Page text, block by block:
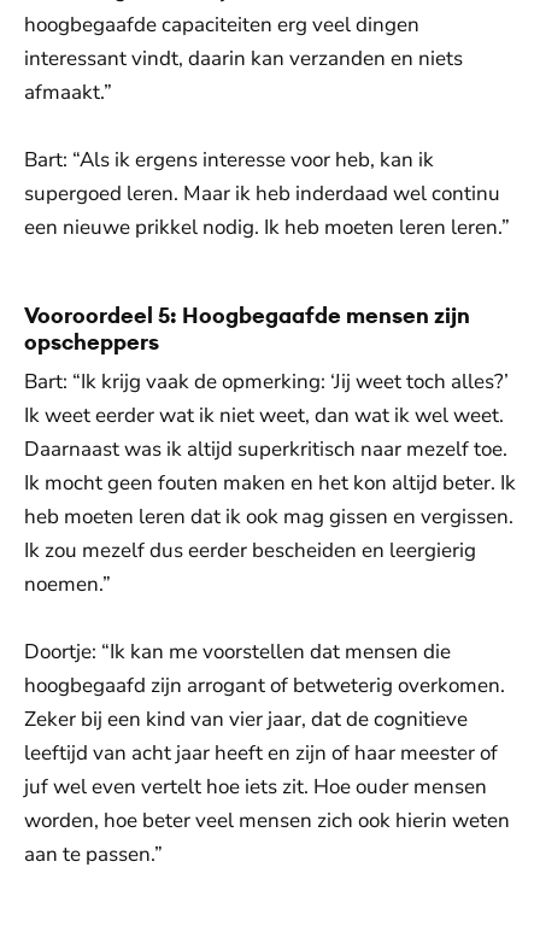
hoogbegaafde capaciteiten erg veel dingen
interessant vindt, daarin kan verzanden en niets
afmaakt.”
Bart: “Als ik ergens interesse voor heb, kan ik
supergoed leren. Maar ik heb inderdaad wel continu
een nieuwe prikkel nodig. Ik heb moeten leren leren.”
Vooroordeel 5: Hoogbegaafde mensen zijn
opscheppers
Bart: “Ik krijg vaak de opmerking: ‘Jij weet toch alles?’
Ik weet eerder wat ik niet weet, dan wat ik wel weet.
Daarnaast was ik altijd superkritisch naar mezelf toe.
Ik mocht geen fouten maken en het kon altijd beter. Ik
heb moeten leren dat ik ook mag gissen en vergissen.
Ik zou mezelf dus eerder bescheiden en leergierig
noemen.”
Doortje: “Ik kan me voorstellen dat mensen die
hoogbegaafd zijn arrogant of betweterig overkomen.
Zeker bij een kind van vier jaar, dat de cognitieve
leeftijd van acht jaar heeft en zijn of haar meester of
juf wel even vertelt hoe iets zit. Hoe ouder mensen
worden, hoe beter veel mensen zich ook hierin weten
aan te passen.”